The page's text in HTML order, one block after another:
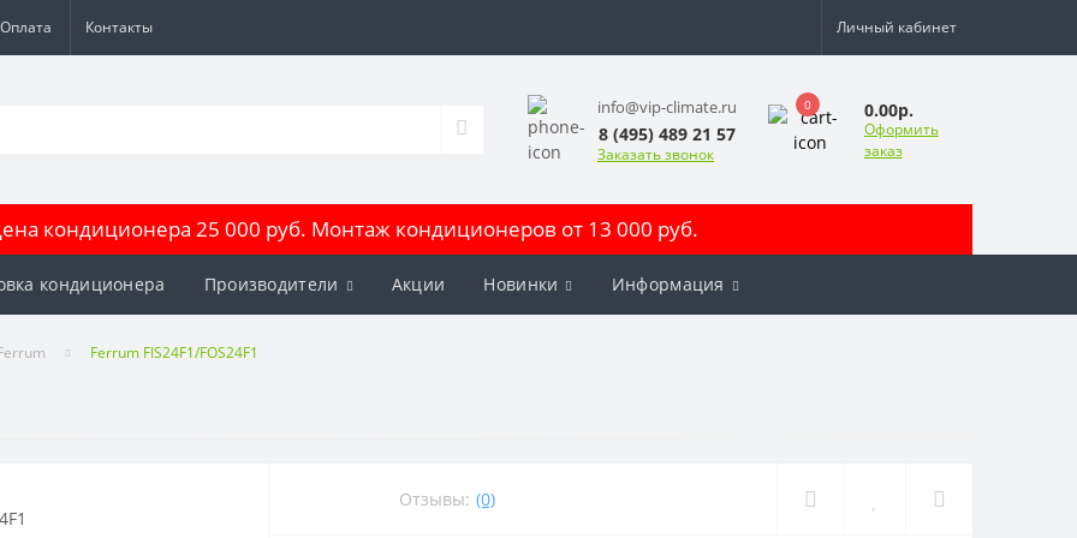
Оплата Контакты Личный кабинет
info@vip-climate.ru
8 (495) 489 21 57
Заказать звонок
0 0.00р.
Оформить
заказ
кондиционера 25 000 руб. Монтаж кондиционеров от 13 000 руб.
кондиционера Производители Акции Новинки Информация
Ferrum FIS24F1/FOS24F1
Отзывы: (0)